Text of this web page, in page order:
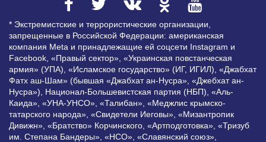
* Экстремистские и террористические организации,
запрещенные в Российской Федерации: американская
компания Meta и принадлежащие ей соцсети Instagram и
Facebook, «Правый сектор», «Украинская повстанческая
армия» (УПА), «Исламское государство» (ИГ, ИГИЛ), «Джабхат
Фатх аш-Шам» (бывшая «Джабхат ан-Нусра», «Джебхат ан-
Нусра»), Национал-Большевистская партия (НБП), «Аль-
Каида», «УНА-УНСО», «Талибан», «Меджлис крымско-
татарского народа», «Свидетели Иеговы», «Мизантропик
Дивижн», «Братство» Корчинского, «Артподготовка», «Тризуб
им. Степана Бандеры», «НСО», «Славянский союз»,